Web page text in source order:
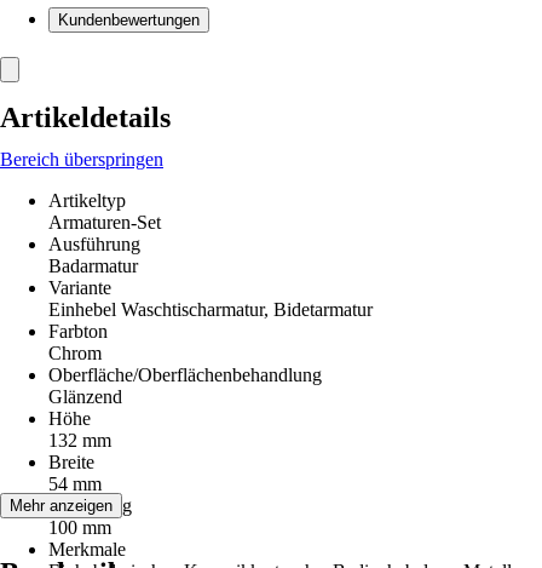
Kundenbewertungen
Artikeldetails
Bereich überspringen
Artikeltyp
Armaturen-Set
Ausführung
Badarmatur
Variante
Einhebel Waschtischarmatur, Bidetarmatur
Farbton
Chrom
Oberfläche/Oberflächenbehandlung
Glänzend
Höhe
132 mm
Breite
54 mm
Ausladung
100 mm
Merkmale
Mehr anzeigen